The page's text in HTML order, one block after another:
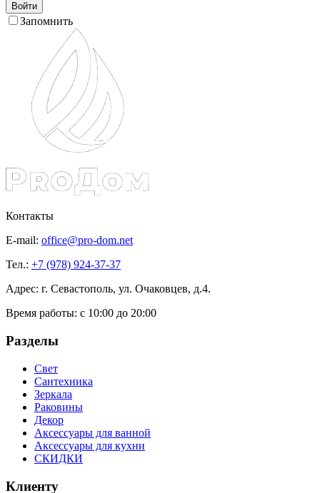
Войти
Запомнить
Контакты
E-mail: office@pro-dom.net
Тел.: +7 (978) 924-37-37
Адрес: г. Севастополь, ул. Очаковцев, д.4.
Время работы: с 10:00 до 20:00
Разделы
Свет
Сантехника
Зеркала
Раковины
Декор
Аксессуары для ванной
Аксессуары для кухни
СКИДКИ
Клиенту